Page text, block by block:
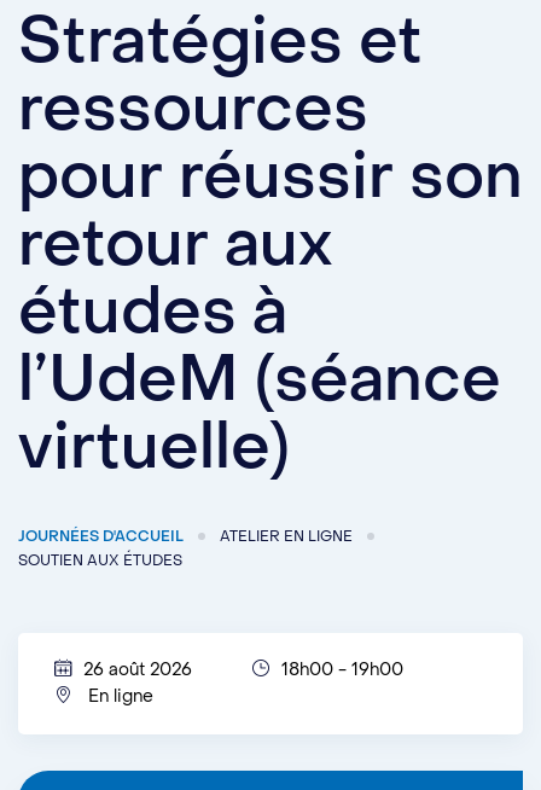
Stratégies et
ressources
pour réussir son
retour aux
études à
l’UdeM (séance
virtuelle)
JOURNÉES D'ACCUEIL
ATELIER EN LIGNE
SOUTIEN AUX ÉTUDES
26 août 2026
18h00 - 19h00
En ligne